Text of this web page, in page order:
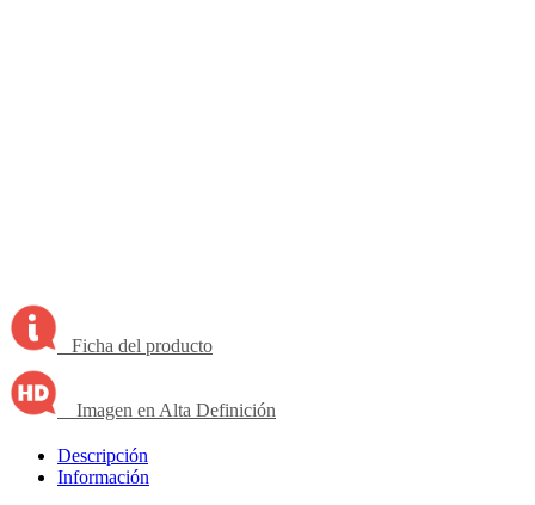
Ficha del producto
Imagen en Alta Definición
Descripción
Información